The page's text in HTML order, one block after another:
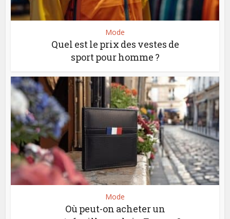
Mode
Quel est le prix des vestes de
sport pour homme ?
Mode
Où peut-on acheter un